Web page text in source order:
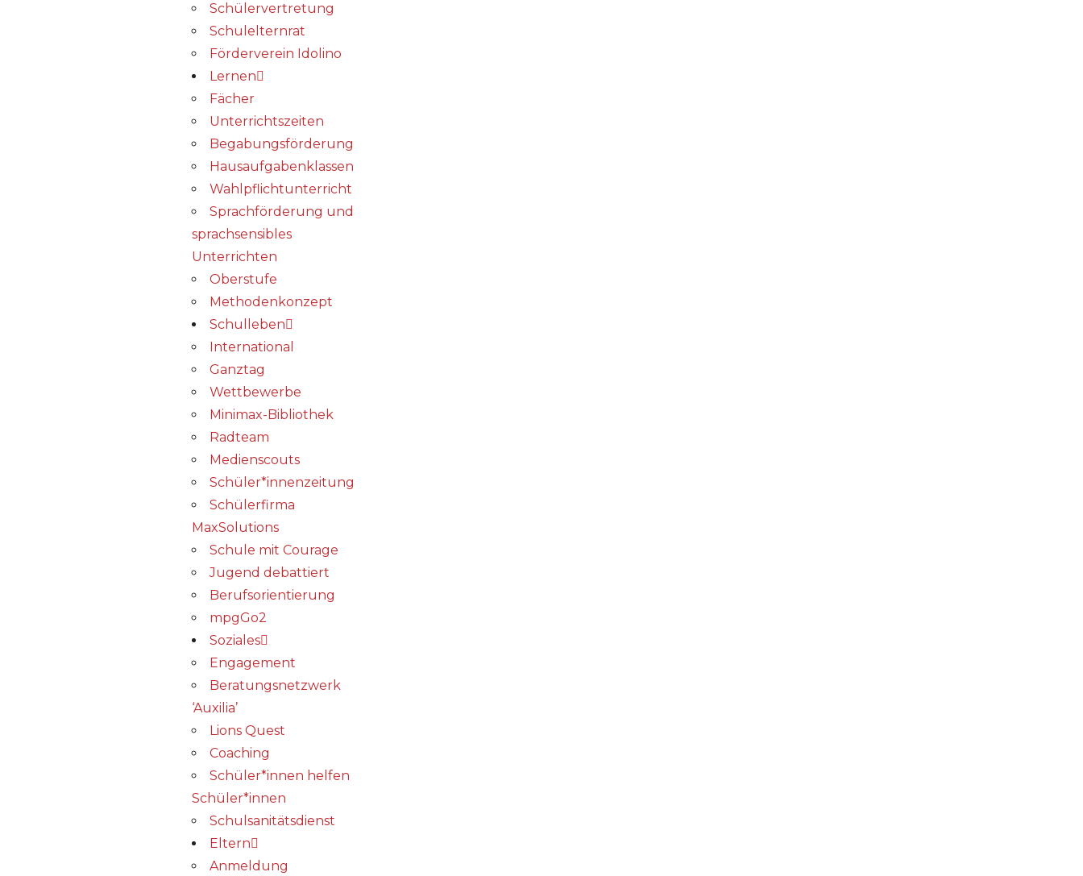
Schülervertretung
Schulelternrat
Förderverein Idolino
Lernen
Fächer
Unterrichtszeiten
Begabungs­förderung
Hausaufgabenklassen
Wahlpflichtunterricht
Sprachförderung und
sprachsensibles
Unterrichten
Oberstufe
Methodenkonzept
Schulleben
International
Ganztag
Wettbewerbe
Minimax-Bibliothek​
Radteam
Medienscouts
Schüler*innenzeitung
Schülerfirma
MaxSolutions
Schule mit Courage
Jugend debattiert
Berufsorientierung
mpgGo2
Soziales
Engagement
Beratungsnetzwerk
‘Auxilia’
Lions Quest
Coaching
Schüler*innen helfen
Schüler*innen
Schulsanitätsdienst
Eltern
Anmeldung